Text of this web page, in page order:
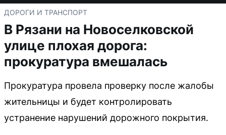
ДОРОГИ И ТРАНСПОРТ
В Рязани на Новоселковской
улице плохая дорога:
прокуратура вмешалась
Прокуратура провела проверку после жалобы
жительницы и будет контролировать
устранение нарушений дорожного покрытия.